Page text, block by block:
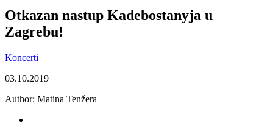
Otkazan nastup Kadebostanyja u
Zagrebu!
Koncerti
03.10.2019
Author: Matina Tenžera